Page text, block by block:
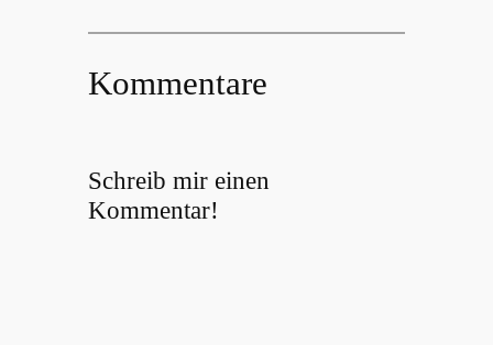
Kommentare
Schreib mir einen
Kommentar!